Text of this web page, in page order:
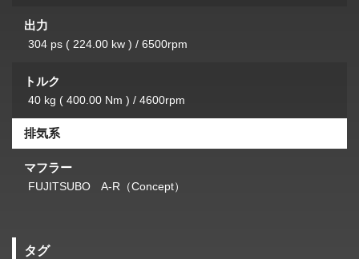
出力
304 ps ( 224.00 kw ) / 6500rpm
トルク
40 kg ( 400.00 Nm ) / 4600rpm
排気系
マフラー
FUJITSUBO A-R（Concept）
タグ